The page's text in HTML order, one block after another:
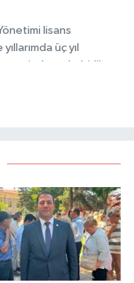
lisans
üç yıl
muhabirlik
ve tarafsız bilgi